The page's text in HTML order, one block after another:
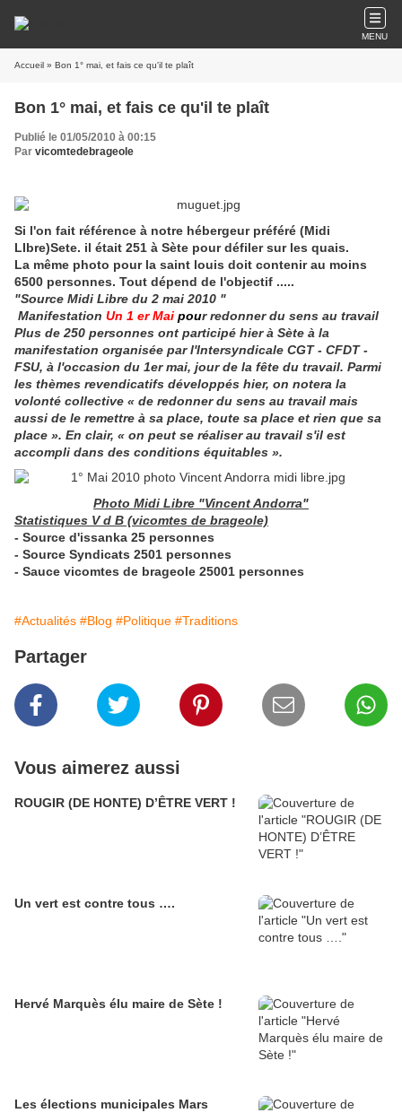
MENU
Accueil » Bon 1° mai, et fais ce qu'il te plaît
Bon 1° mai, et fais ce qu'il te plaît
Publié le 01/05/2010 à 00:15
Par vicomtedebrageole
Si l'on fait référence à notre hébergeur préféré (Midi
LIbre)Sete. il était 251 à Sète pour défiler sur les quais.
La même photo pour la saint louis doit contenir au moins
6500 personnes. Tout dépend de l'objectif .....
"Source Midi Libre du 2 mai 2010 "
Manifestation Un 1 er Mai pour redonner du sens au travail
Plus de 250 personnes ont participé hier à Sète à la
manifestation organisée par l'Intersyndicale CGT - CFDT -
FSU, à l'occasion du 1er mai, jour de la fête du travail. Parmi
les thèmes revendicatifs développés hier, on notera la
volonté collective « de redonner du sens au travail mais
aussi de le remettre à sa place, toute sa place et rien que sa
place ». En clair, « on peut se réaliser au travail s'il est
accompli dans des conditions équitables ».
Photo Midi Libre "Vincent Andorra"
Statistiques V d B (vicomtes de brageole)
- Source d'issanka 25 personnes
- Source Syndicats 2501 personnes
- Sauce vicomtes de brageole 25001 personnes
#Actualités #Blog #Politique #Traditions
Partager
Vous aimerez aussi
ROUGIR (DE HONTE) D’ÊTRE VERT !
Un vert est contre tous ….
Hervé Marquès élu maire de Sète !
Les élections municipales Mars